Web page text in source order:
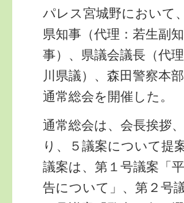
パレス宮城野において
県知事（代理：若生副知
事）、県議会議長（代
川県議）、森田警察本
通常総会を開催した。
通常総会は、会長挨拶
り、５議案について提
議案は、第１号議案「
告について」、第２号